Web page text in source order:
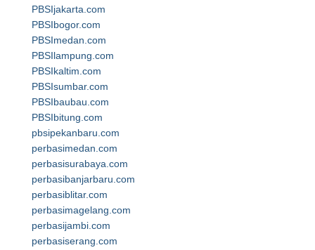
PBSIjakarta.com
PBSIbogor.com
PBSImedan.com
PBSIlampung.com
PBSIkaltim.com
PBSIsumbar.com
PBSIbaubau.com
PBSIbitung.com
pbsipekanbaru.com
perbasimedan.com
perbasisurabaya.com
perbasibanjarbaru.com
perbasiblitar.com
perbasimagelang.com
perbasijambi.com
perbasiserang.com